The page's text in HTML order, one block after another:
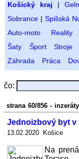
Košický kraj |
Sobrance | Spišská
Auto-moto
Reality
Šaty
Šport Stroje
Záhrada
Práca
čo:
strana 60/856 -
Jednoizbový byt v
13.02.2020 Košice
Na